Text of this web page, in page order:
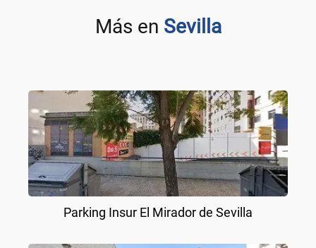
Más en Sevilla
Parking Insur El Mirador de Sevilla